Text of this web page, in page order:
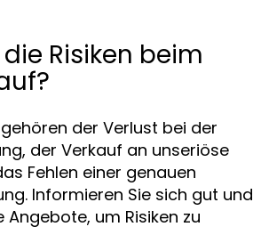
Risiken beim
gehören der Verlust bei der
der Verkauf an unseriöse
Fehlen einer genauen
Informieren Sie sich gut und
Angebote, um Risiken zu